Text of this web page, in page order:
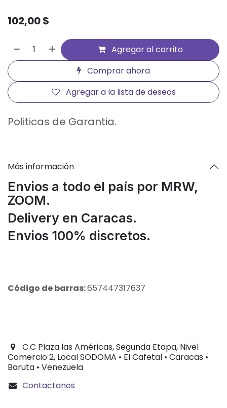
102,00$
Agregar al carrito
Comprar ahora
Agregar a la lista de deseos
Politicas de Garantia.
Más información
Envios a todo el país por MRW,
ZOOM.
Delivery en Caracas.
Envios 100% discretos.
Código de barras:657447317637
C.C Plaza las Américas, Segunda Etapa, Nivel
Comercio 2, Local SODOMA • El Cafetal • Caracas •
Baruta • Venezuela
Contactanos